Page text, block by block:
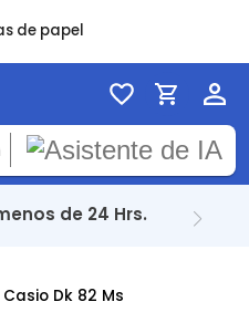
de papel
con4.8
Dk 82 Ms